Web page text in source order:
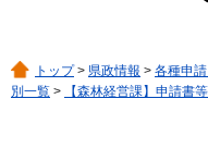
トップ> 県政情報 > 各種申
別一覧 > 【森林経営課】申請書